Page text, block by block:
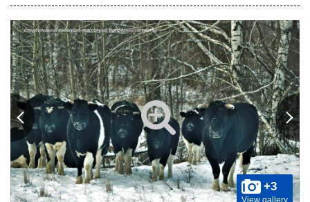
+3
View gallery